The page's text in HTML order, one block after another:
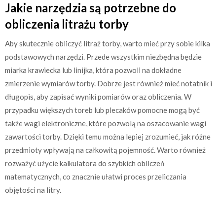
Jakie narzędzia są potrzebne do
obliczenia litrażu torby
Aby skutecznie obliczyć litraż torby, warto mieć przy sobie kilka
podstawowych narzędzi. Przede wszystkim niezbędna będzie
miarka krawiecka lub linijka, która pozwoli na dokładne
zmierzenie wymiarów torby. Dobrze jest również mieć notatnik i
długopis, aby zapisać wyniki pomiarów oraz obliczenia. W
przypadku większych toreb lub plecaków pomocne mogą być
także wagi elektroniczne, które pozwolą na oszacowanie wagi
zawartości torby. Dzięki temu można lepiej zrozumieć, jak różne
przedmioty wpływają na całkowitą pojemność. Warto również
rozważyć użycie kalkulatora do szybkich obliczeń
matematycznych, co znacznie ułatwi proces przeliczania
objętości na litry.